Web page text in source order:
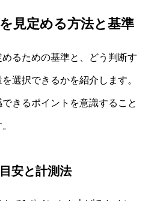
見定める方法と基準
るための基準と、どう判断す
選択できるかを紹介します。
きるポイントを意識すること
安と計測法